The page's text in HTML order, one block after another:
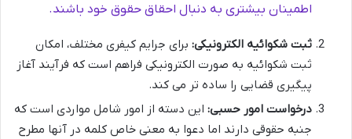
اطمینان بیشتری به دنبال احقاق حقوق خود باشند.
ثبت شکوائیه الکترونیکی: برای جرایم کیفری مختلف، امکان
ثبت شکوائیه به صورت الکترونیکی فراهم است که فرآیند آغاز
پیگیری قضایی را ساده تر می کند.
درخواست امور حسبی: این دسته از امور شامل مواردی است که
جنبه حقوقی دارند اما دعوا به معنی خاص کلمه در آنها مطرح